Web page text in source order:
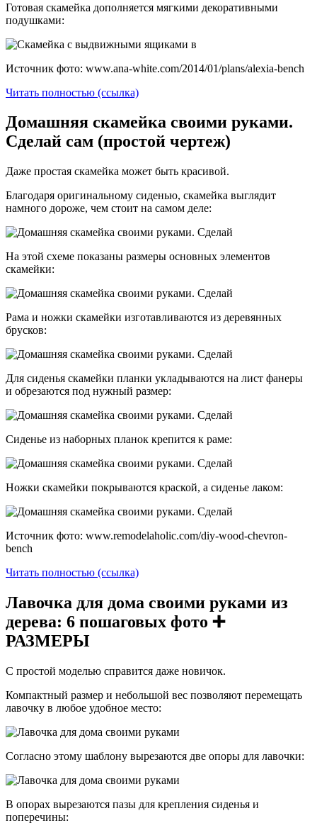
Готовая скамейка дополняется мягкими декоративными
подушками:
Источник фото: www.ana-white.com/2014/01/plans/alexia-bench
Читать полностью (ссылка)
Домашняя скамейка своими руками.
Сделай сам (простой чертеж)
Даже простая скамейка может быть красивой.
Благодаря оригинальному сиденью, скамейка выглядит
намного дороже, чем стоит на самом деле:
На этой схеме показаны размеры основных элементов
скамейки:
Рама и ножки скамейки изготавливаются из деревянных
брусков:
Для сиденья скамейки планки укладываются на лист фанеры
и обрезаются под нужный размер:
Сиденье из наборных планок крепится к раме:
Ножки скамейки покрываются краской, а сиденье лаком:
Источник фото: www.remodelaholic.com/diy-wood-chevron-
bench
Читать полностью (ссылка)
Лавочка для дома своими руками из
дерева: 6 пошаговых фото ➕
РАЗМЕРЫ
С простой моделью справится даже новичок.
Компактный размер и небольшой вес позволяют перемещать
лавочку в любое удобное место:
Согласно этому шаблону вырезаются две опоры для лавочки:
В опорах вырезаются пазы для крепления сиденья и
поперечины: